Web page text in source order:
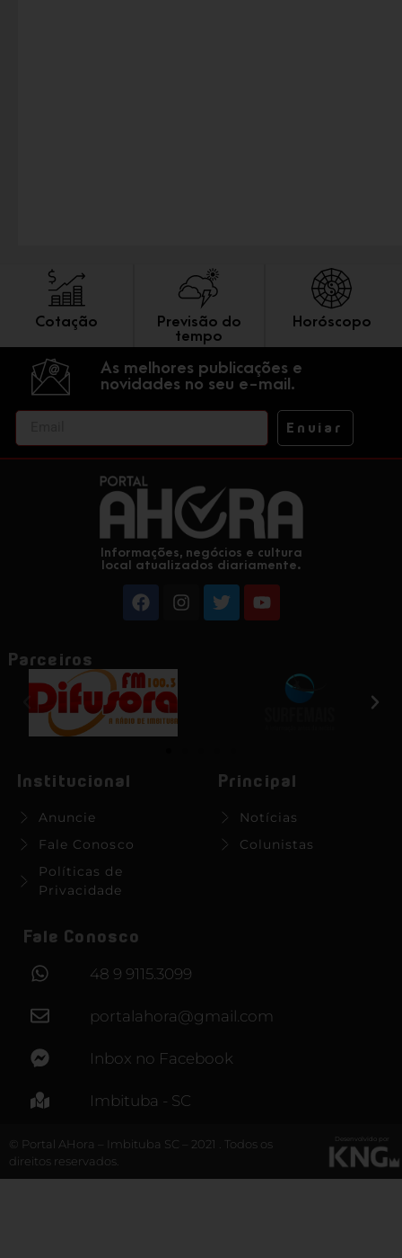
Cotação
Previsão do
tempo
Horóscopo
As melhores publicações e
novidades no seu e-mail.
Enviar
Informações, negócios e cultura
local atualizados diariamente.
Parceiros
Institucional
Anuncie
Fale Conosco
Políticas de
Privacidade
Principal
Notícias
Colunistas
Fale Conosco
48 9 9115.3099
portalahora@gmail.com
Inbox no Facebook
Imbituba - SC
© Portal AHora – Imbituba SC – 2021 . Todos os
direitos reservados.
Desenvolvido por